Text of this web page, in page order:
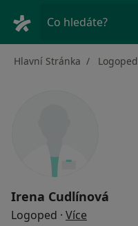
Co hledáte?
Hlavní Stránka Logoped
Irena Cudlínová
Logoped · Více